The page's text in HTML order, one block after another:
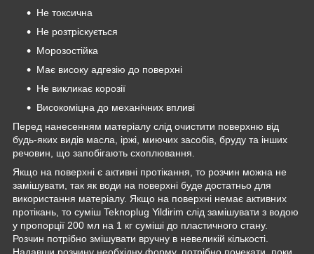
Не токсична
Не розтріскується
Морозостійка
Має високу адгезію до поверхні
Не викликає корозії
Високоміцна до механічних впливі
Перед нанесенням матеріалу слід очистити поверхню від
будь-яких видів масла, іржі, миючих засобів, бруду та інших
речовин, що запобігають схоплювання.
Якщо на поверхні є активні протікання, то розчин можна не
замішувати, так як води на поверхні буде достатньо для
використання матеріалу. Якщо на поверхні немає активних
протікань, то суміш Teknoplug Yildirim слід замішувати з водою
у пропорції 200 мл на 1 кг суміші до пластичного стану.
Розчин потрібно змішувати вручну в невеликій кількості.
Надавши розчину необхідну форму, потрібно почекати, поки